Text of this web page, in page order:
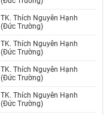
TK. Thích Nguyên Hạnh
(Đức Trường)
TK. Thích Nguyên Hạnh
(Đức Trường)
TK. Thích Nguyên Hạnh
(Đức Trường)
TK. Thích Nguyên Hạnh
(Đức Trường)